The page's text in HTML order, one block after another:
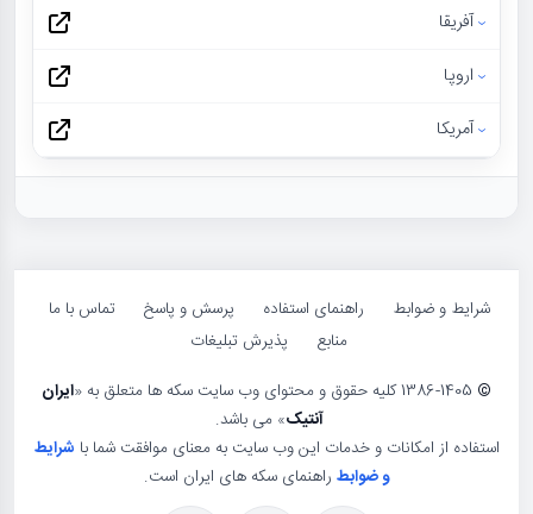
آفریقا
اروپا
آمریکا
شرایط و ضوابط راهنمای استفاده پرسش و پاسخ
تماس با ما
منابع
پذیرش تبلیغات
©
ایران
آنتیک» می باشد.
استفاده از امکانات و خدمات این وب سایت به معنای موافقت شما با شرایط
و ضوابط راهنمای سکه های ایران است.